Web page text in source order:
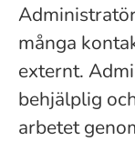
många
externt.
behjälplig
arbetet